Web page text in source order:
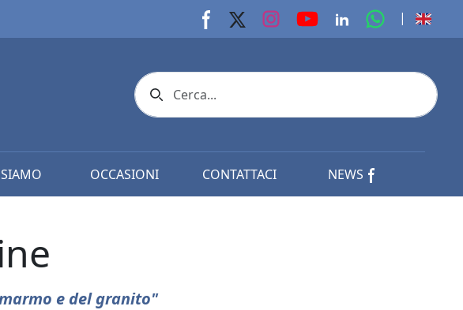
Facebook page
X page Instagram page
youtube page
Linkedin page
whats app
|
Search icon
OCCASIONI CONTATTACI NEWS
e del granito"